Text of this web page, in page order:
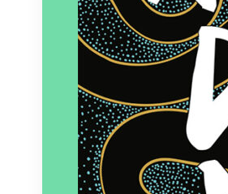
Éditeur :
L’Atalante
Paru le25/04/2024